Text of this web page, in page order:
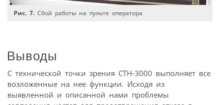
Рис. 7. Сбой работы на пульте оператора
Выводы
С технической точки зрения СТН-3000 выполняет все
возложенные на нее функции. Исходя из
выявленной и описанной нами проблемы